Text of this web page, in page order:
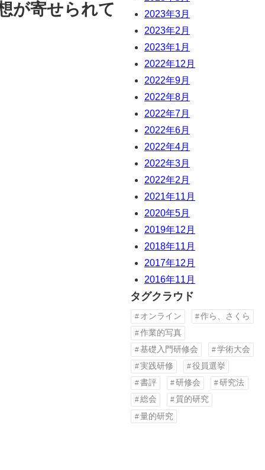
が寄せられて
2023年3月
2023年2月
2023年1月
2022年12月
2022年9月
2022年8月
2022年7月
2022年6月
2022年4月
2022年3月
2022年2月
2021年11月
2020年5月
2019年12月
2018年11月
2017年12月
2016年11月
タグクラウド
オンライン
作ら、さくら
作業的写真
基礎入門研修会
学術大会
実践研修
役員選挙
書評
研修会
研究法
総会
質的研究
量的研究